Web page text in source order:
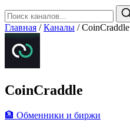
Главная / Каналы / CoinCraddle
CoinCraddle
🏦 Обменники и биржи